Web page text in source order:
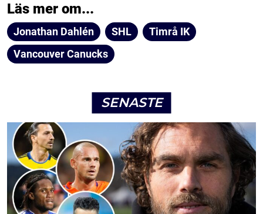
Läs mer om...
Jonathan Dahlén SHL
Timrå IK
Vancouver Canucks
SENASTE